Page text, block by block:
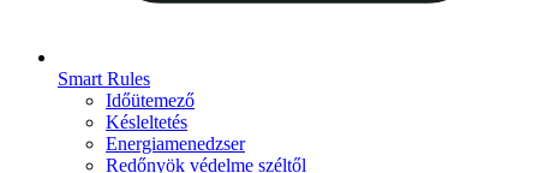
Smart Rules
Időütemező
Késleltetés
Energiamenedzser
Redőnyök védelme széltől